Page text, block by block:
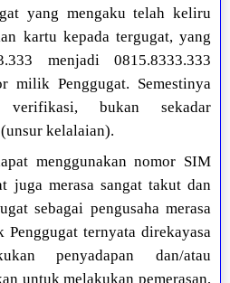
yang mengaku telah keliru
kartu kepada tergugat, yang
menjadi 0815.8333.333
milik Penggugat. Semestinya
verifikasi, bukan sekadar
kelalaian).
menggunakan nomor SIM
juga merasa sangat takut dan
sebagai pengusaha merasa
ternyata direkayasa
penyadapan dan/atau
untuk melakukan pemerasan,